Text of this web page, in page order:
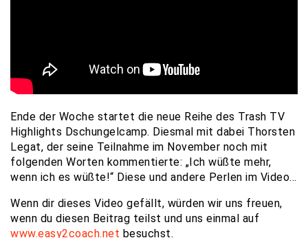
Ende der Woche startet die neue Reihe des Trash TV
Highlights Dschungelcamp. Diesmal mit dabei Thorsten
Legat, der seine Teilnahme im November noch mit
folgenden Worten kommentierte: „Ich wüßte mehr,
wenn ich es wüßte!“ Diese und andere Perlen im Video…
Wenn dir dieses Video gefällt, würden wir uns freuen,
wenn du diesen Beitrag teilst und uns einmal auf
www.easy2coach.net besuchst.